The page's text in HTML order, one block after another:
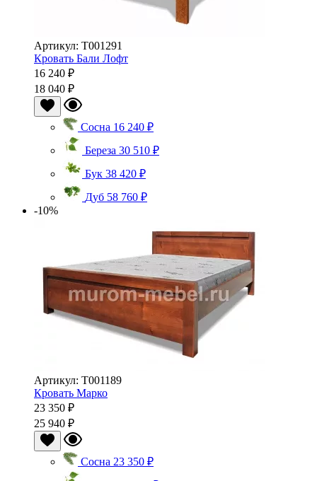
Артикул: Т001291
Кровать Бали Лофт
16 240 ₽
18 040 ₽
Сосна 16 240 ₽
Береза 30 510 ₽
Бук 38 420 ₽
Дуб 58 760 ₽
-10%
Артикул: Т001189
Кровать Марко
23 350 ₽
25 940 ₽
Сосна 23 350 ₽